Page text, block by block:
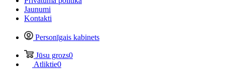
Jaunumi
Kontakti
Personīgais kabinets
Jūsu grozs0
Atliktie0